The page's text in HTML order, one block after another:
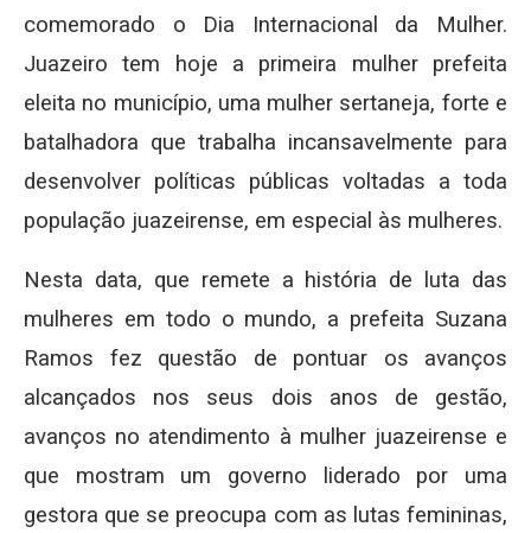
comemorado o Dia Internacional da Mulher.
Juazeiro tem hoje a primeira mulher prefeita
eleita no município, uma mulher sertaneja, forte e
batalhadora que trabalha incansavelmente para
desenvolver políticas públicas voltadas a toda
população juazeirense, em especial às mulheres.
Nesta data, que remete a história de luta das
mulheres em todo o mundo, a prefeita Suzana
Ramos fez questão de pontuar os avanços
alcançados nos seus dois anos de gestão,
avanços no atendimento à mulher juazeirense e
que mostram um governo liderado por uma
gestora que se preocupa com as lutas femininas,